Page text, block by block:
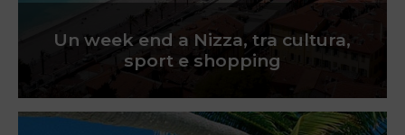
Un week end a Nizza, tra cultura,
sport e shopping